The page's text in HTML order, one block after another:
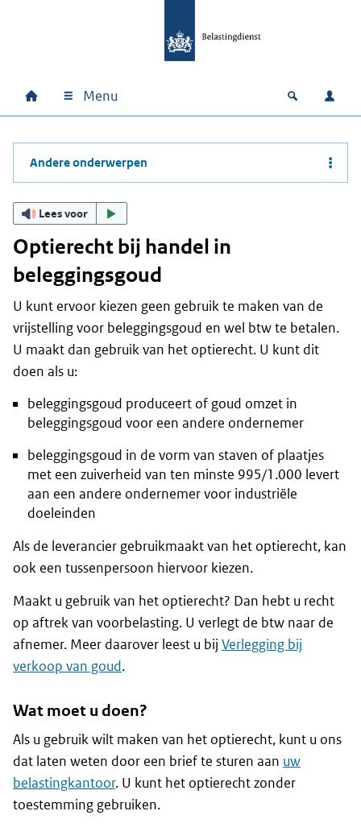
Hoofdnavigatie
Home Menu Open
Andere onderwerpen
Lees voor
Optierecht bij handel in
beleggingsgoud
U kunt ervoor kiezen geen gebruik te maken van de
vrijstelling voor beleggingsgoud en wel btw te betalen.
U maakt dan gebruik van het optierecht. U kunt dit
doen als u:
beleggingsgoud produceert of goud omzet in
beleggingsgoud voor een andere ondernemer
beleggingsgoud in de vorm van staven of plaatjes
met een zuiverheid van ten minste 995/1.000 levert
aan een andere ondernemer voor industriële
doeleinden
Als de leverancier gebruikmaakt van het optierecht, kan
ook een tussenpersoon hiervoor kiezen.
Maakt u gebruik van het optierecht? Dan hebt u recht
op aftrek van voorbelasting. U verlegt de btw naar de
afnemer. Meer daarover leest u bij Verlegging bij
verkoop van goud.
Wat moet u doen?
Als u gebruik wilt maken van het optierecht, kunt u ons
dat laten weten door een brief te sturen aan uw
belastingkantoor. U kunt het optierecht zonder
toestemming gebruiken.